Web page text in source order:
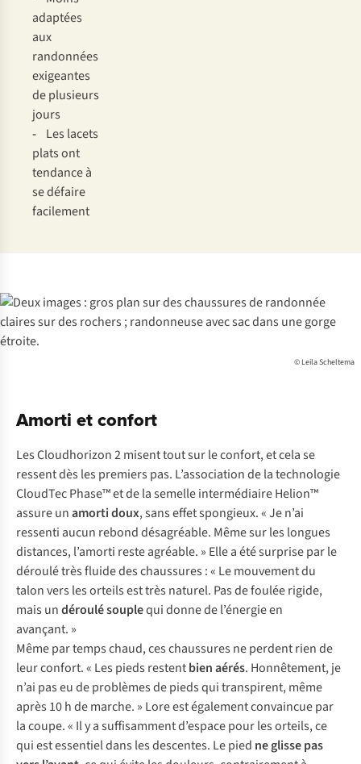
adaptées
aux
randonnées
exigeantes
de plusieurs
jours
- Les lacets
plats ont
tendance à
se défaire
facilement
© Leila Scheltema
Amorti et confort
Les Cloudhorizon 2 misent tout sur le confort, et cela se
ressent dès les premiers pas. L’association de la technologie
CloudTec Phase™ et de la semelle intermédiaire Helion™
assure unamorti doux, sans effet spongieux. « Je n’ai
ressenti aucun rebond désagréable. Même sur les longues
distances, l’amorti reste agréable. » Elle a été surprise par le
déroulé très fluide des chaussures : « Le mouvement du
talon vers les orteils est très naturel. Pas de foulée rigide,
mais undéroulé souplequi donne de l’énergie en
avançant. »
Même par temps chaud, ces chaussures ne perdent rien de
leur confort. « Les pieds restentbien aérés. Honnêtement, je
n’ai pas eu de problèmes de pieds qui transpirent, même
après 10 h de marche. » Lore est également convaincue par
la coupe. « Il y a suffisamment d’espace pour les orteils, ce
qui est essentiel dans les descentes. Le pied ne glisse pas